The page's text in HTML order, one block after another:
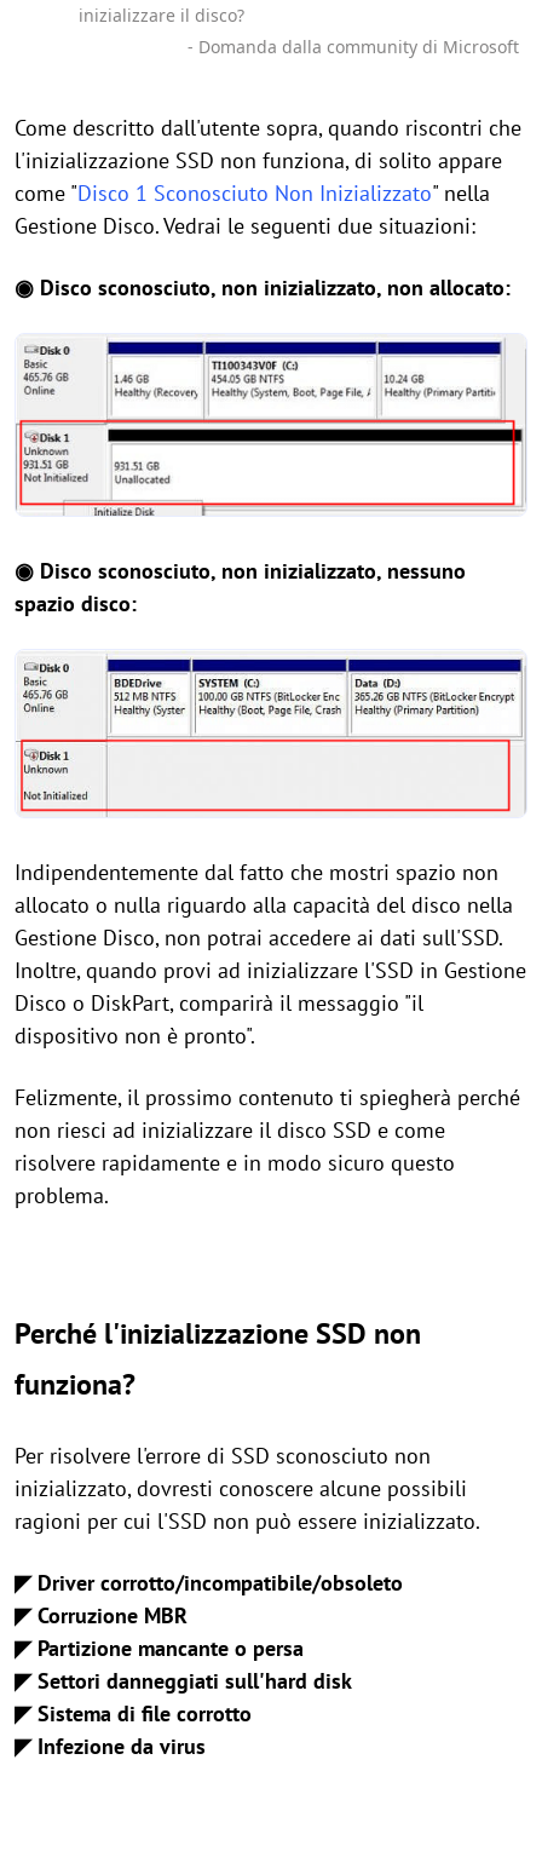
inizializzare il disco?
- Domanda dalla community di Microsoft
Come descritto dall'utente sopra, quando riscontri che
l'inizializzazione SSD non funziona, di solito appare
come "Disco 1 Sconosciuto Non Inizializzato" nella
Gestione Disco. Vedrai le seguenti due situazioni:
◉ Disco sconosciuto, non inizializzato, non allocato:
◉ Disco sconosciuto, non inizializzato, nessuno
spazio disco:
Indipendentemente dal fatto che mostri spazio non
allocato o nulla riguardo alla capacità del disco nella
Gestione Disco, non potrai accedere ai dati sull'SSD.
Inoltre, quando provi ad inizializzare l'SSD in Gestione
Disco o DiskPart, comparirà il messaggio "il
dispositivo non è pronto".
Felizmente, il prossimo contenuto ti spiegherà perché
non riesci ad inizializzare il disco SSD e come
risolvere rapidamente e in modo sicuro questo
problema.
Perché l'inizializzazione SSD non
funziona?
Per risolvere l'errore di SSD sconosciuto non
inizializzato, dovresti conoscere alcune possibili
ragioni per cui l'SSD non può essere inizializzato.
◤ Driver corrotto/incompatibile/obsoleto
◤ Corruzione MBR
◤ Partizione mancante o persa
◤ Settori danneggiati sull'hard disk
◤ Sistema di file corrotto
◤ Infezione da virus